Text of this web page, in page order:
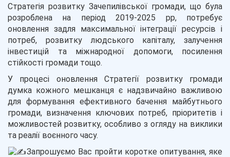
Стратегія розвитку Зачепилівської громади, що була
розроблена на період 2019-2025 рр, потребує
оновлення задля максимальної інтеграції ресурсів і
потреб, розвитку людського капіталу, залучення
інвестицій та міжнародної допомоги, посилення
стійкості громади тощо.
У процесі оновлення Стратегії розвитку громади
думка кожного мешканця є надзвичайно важливою
для формування ефективного бачення майбутнього
громади, визначення ключових потреб, пріоритетів і
можливостей розвитку, особливо з огляду на виклики
та реалії воєнного часу.
Запрошуємо Вас пройти коротке опитування, яке